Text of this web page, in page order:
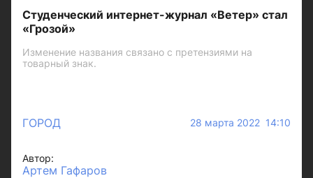
Студенческий интернет-журнал «Ветер» стал
«Грозой»
Изменение названия связано с претензиями на
товарный знак.
ГОРОД 28 марта 2022 14:10
Автор:
Артем Гафаров